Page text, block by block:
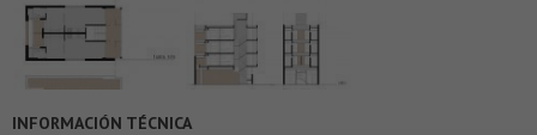
INFORMACIÓN TÉCNICA